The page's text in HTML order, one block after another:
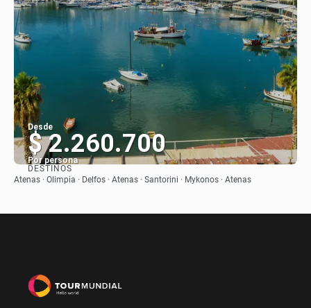
Desde
$ 2.260.700
Por persona
Ver
DESTINOS
Atenas · Olimpia · Delfos · Atenas · Santorini · Mykonos · Atenas